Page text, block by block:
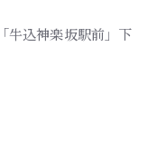
込神楽坂駅前」下